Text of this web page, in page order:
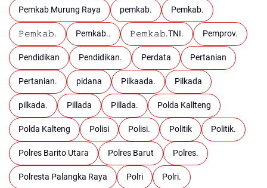
Pemkab Murung Raya pemkab. Pemkab.
𝙿𝚎𝚖𝚔𝚊𝚋. Pemkab.. 𝙿𝚎𝚖𝚔𝚊𝚋.TNI. Pemprov.
Pendidikan Pendidikan. Perdata Pertanian
Pertanian. pidana Pilkaada. Pilkada
pilkada. Pillada Pillada. Polda Kallteng
Polda Kalteng Polisi Polisi. Politik Politik.
Polres Barito Utara Polres Barut Polres.
Polresta Palangka Raya Polri Polri.